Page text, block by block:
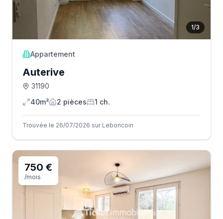
1/3
Appartement
Auterive
31190
40m²
2 pièces 1 ch.
Trouvée le 26/07/2026 sur Leboncoin
750 €
/mois